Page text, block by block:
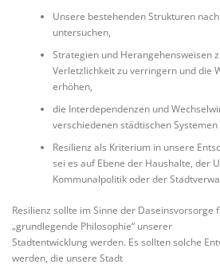
Unsere bestehenden Strukturen
untersuchen,
Strategien und Herangehensweisen
Verletzlichkeit zu verringern und die
erhöhen,
die Interdependenzen und
verschiedenen städtischen
Resilienz als Kriterium in unsere
sei es auf Ebene der Haushalte, der
Kommunalpolitik oder der
Resilienz sollte im Sinne der Daseinsvorsorge
„grundlegende Philosophie“ unserer
Stadtentwicklung werden. Es sollten solche
werden, die unsere Stadt